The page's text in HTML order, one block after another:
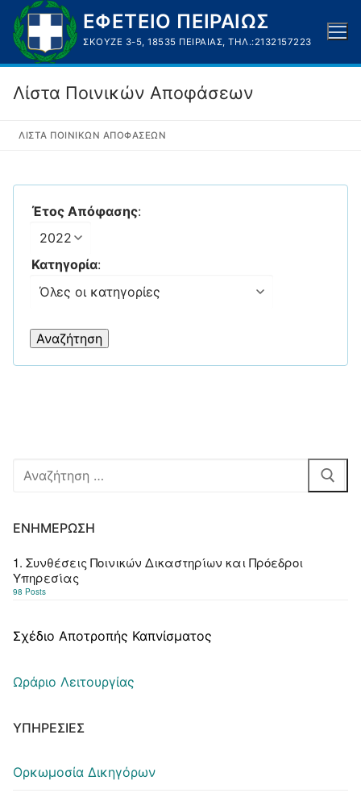
Μετάβαση
στο
περιεχόμενο
ΕΦΕΤΕΙΟ ΠΕΙΡΑΙΩΣ
ΣΚΟΥΖΈ 3-5, 18535 ΠΕΙΡΑΙΆΣ, ΤΗΛ.:2132157223
Λίστα Ποινικών Αποφάσεων
ΛΊΣΤΑ ΠΟΙΝΙΚΏΝ ΑΠΟΦΆΣΕΩΝ
Έτος Απόφασης:
Κατηγορία:
Αναζήτηση
ΕΝΗΜΈΡΩΣΗ
1. Συνθέσεις Ποινικών Δικαστηρίων και Πρόεδροι
Υπηρεσίας
98 Posts
Σχέδιο Αποτροπής Καπνίσματος
Ωράριο Λειτουργίας
ΥΠΗΡΕΣΊΕΣ
Ορκωμοσία Δικηγόρων